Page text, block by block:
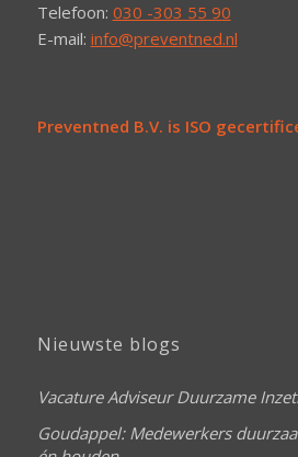
Telefoon: 030 -303 55 90
E-mail: info@preventned.nl
Preventned B.V. is ISO
Nieuwste blogs
Vacature Adviseur Duurzame
Goudappel: Medewerkers